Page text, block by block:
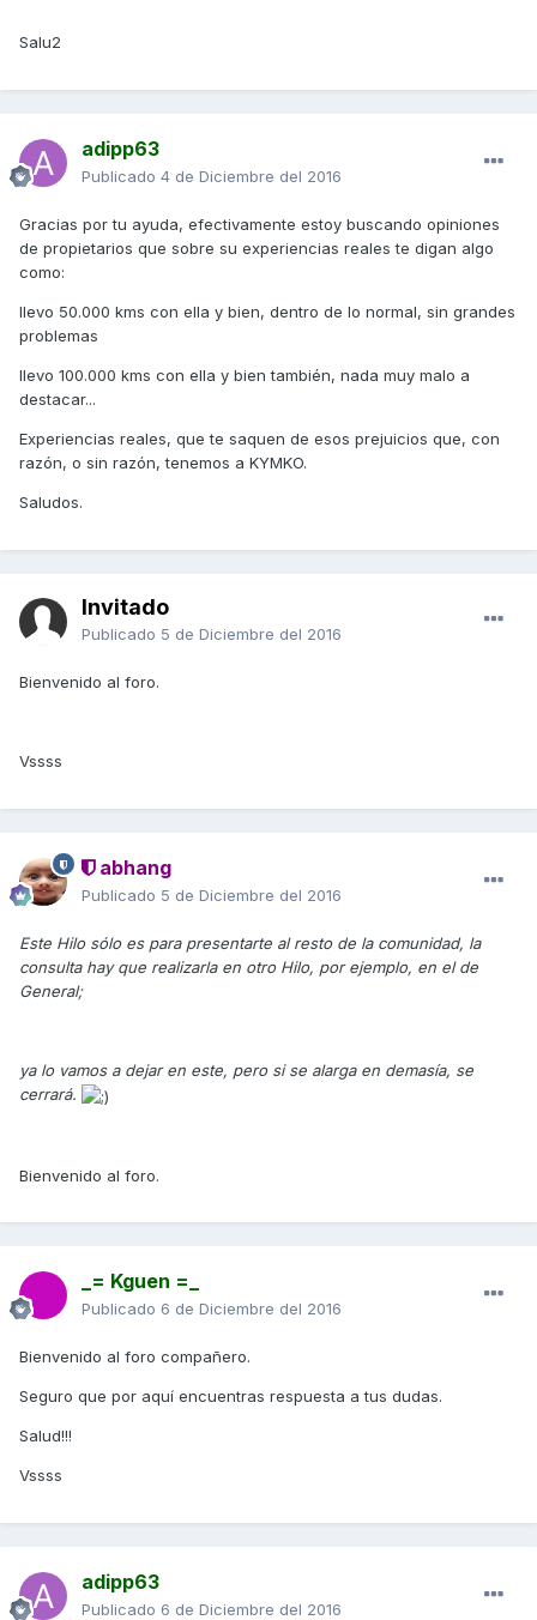
Salu2
adipp63
Publicado 4 de Diciembre del 2016
Gracias por tu ayuda, efectivamente estoy buscando opiniones
de propietarios que sobre su experiencias reales te digan algo
como:
llevo 50.000 kms con ella y bien, dentro de lo normal, sin grandes
problemas
llevo 100.000 kms con ella y bien también, nada muy malo a
destacar...
Experiencias reales, que te saquen de esos prejuicios que, con
razón, o sin razón, tenemos a KYMKO.
Saludos.
Invitado
Publicado 5 de Diciembre del 2016
Bienvenido al foro.
Vssss
abhang
Publicado 5 de Diciembre del 2016
Este Hilo sólo es para presentarte al resto de la comunidad, la
consulta hay que realizarla en otro Hilo, por ejemplo, en el de
General;
ya lo vamos a dejar en este, pero si se alarga en demasía, se
cerrará.
Bienvenido al foro.
_= Kguen =_
Publicado 6 de Diciembre del 2016
Bienvenido al foro compañero.
Seguro que por aquí encuentras respuesta a tus dudas.
Salud!!!
Vssss
adipp63
Publicado 6 de Diciembre del 2016